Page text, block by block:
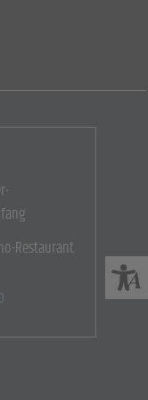
Restaurant